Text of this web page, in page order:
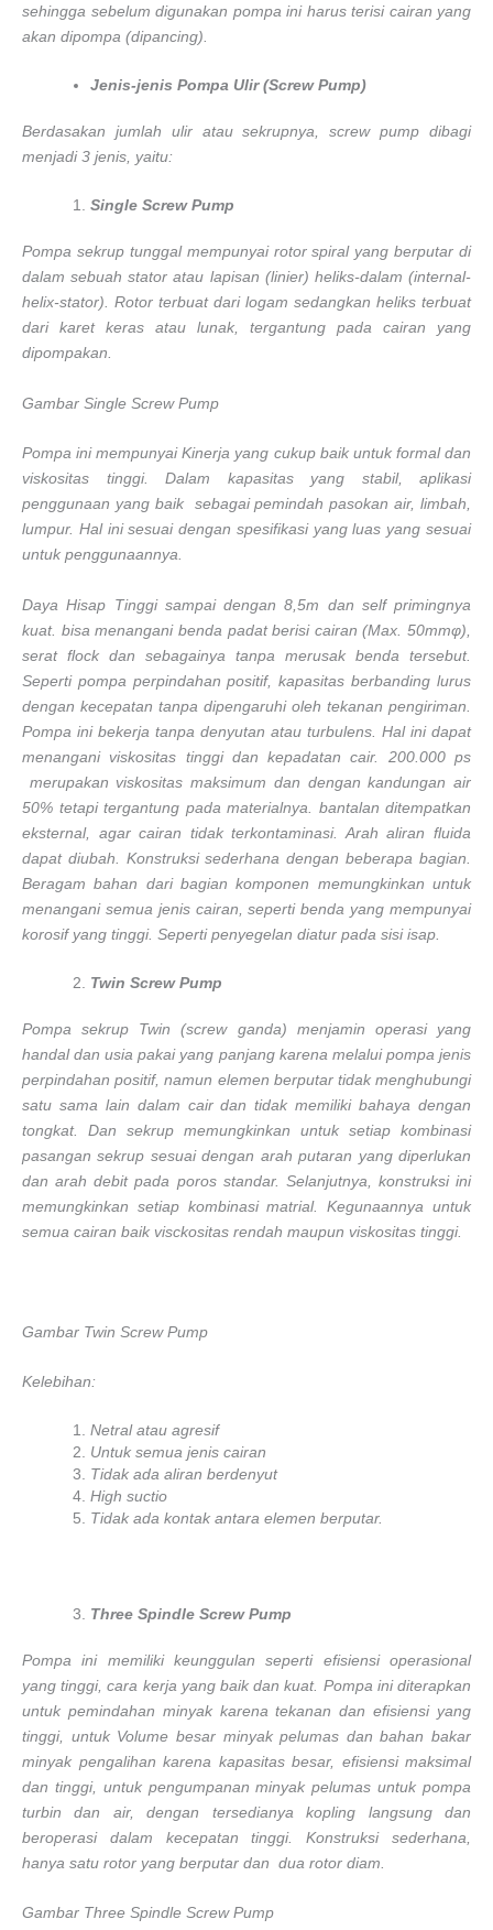
sehingga sebelum digunakan pompa ini harus terisi cairan yang
akan dipompa (dipancing).
Jenis-jenis Pompa Ulir (Screw Pump)
Berdasakan jumlah ulir atau sekrupnya, screw pump dibagi
menjadi 3 jenis, yaitu:
Single Screw Pump
Pompa sekrup tunggal mempunyai rotor spiral yang berputar di
dalam sebuah stator atau lapisan (linier) heliks-dalam (internal-
helix-stator). Rotor terbuat dari logam sedangkan heliks terbuat
dari karet keras atau lunak, tergantung pada cairan yang
dipompakan.
Gambar Single Screw Pump
Pompa ini mempunyai Kinerja yang cukup baik untuk formal dan
viskositas tinggi. Dalam kapasitas yang stabil, aplikasi
penggunaan yang baik sebagai pemindah pasokan air, limbah,
lumpur. Hal ini sesuai dengan spesifikasi yang luas yang sesuai
untuk penggunaannya.
Daya Hisap Tinggi sampai dengan 8,5m dan self primingnya
kuat. bisa menangani benda padat berisi cairan (Max. 50mmφ),
serat flock dan sebagainya tanpa merusak benda tersebut.
Seperti pompa perpindahan positif, kapasitas berbanding lurus
dengan kecepatan tanpa dipengaruhi oleh tekanan pengiriman.
Pompa ini bekerja tanpa denyutan atau turbulens. Hal ini dapat
menangani viskositas tinggi dan kepadatan cair. 200.000 ps
merupakan viskositas maksimum dan dengan kandungan air
50% tetapi tergantung pada materialnya. bantalan ditempatkan
eksternal, agar cairan tidak terkontaminasi. Arah aliran fluida
dapat diubah. Konstruksi sederhana dengan beberapa bagian.
Beragam bahan dari bagian komponen memungkinkan untuk
menangani semua jenis cairan, seperti benda yang mempunyai
korosif yang tinggi. Seperti penyegelan diatur pada sisi isap.
Twin Screw Pump
Pompa sekrup Twin (screw ganda) menjamin operasi yang
handal dan usia pakai yang panjang karena melalui pompa jenis
perpindahan positif, namun elemen berputar tidak menghubungi
satu sama lain dalam cair dan tidak memiliki bahaya dengan
tongkat. Dan sekrup memungkinkan untuk setiap kombinasi
pasangan sekrup sesuai dengan arah putaran yang diperlukan
dan arah debit pada poros standar. Selanjutnya, konstruksi ini
memungkinkan setiap kombinasi matrial. Kegunaannya untuk
semua cairan baik visckositas rendah maupun viskositas tinggi.
Gambar Twin Screw Pump
Kelebihan:
Netral atau agresif
Untuk semua jenis cairan
Tidak ada aliran berdenyut
High suctio
Tidak ada kontak antara elemen berputar.
Three Spindle Screw Pump
Pompa ini memiliki keunggulan seperti efisiensi operasional
yang tinggi, cara kerja yang baik dan kuat. Pompa ini diterapkan
untuk pemindahan minyak karena tekanan dan efisiensi yang
tinggi, untuk Volume besar minyak pelumas dan bahan bakar
minyak pengalihan karena kapasitas besar, efisiensi maksimal
dan tinggi, untuk pengumpanan minyak pelumas untuk pompa
turbin dan air, dengan tersedianya kopling langsung dan
beroperasi dalam kecepatan tinggi. Konstruksi sederhana,
hanya satu rotor yang berputar dan dua rotor diam.
Gambar Three Spindle Screw Pump